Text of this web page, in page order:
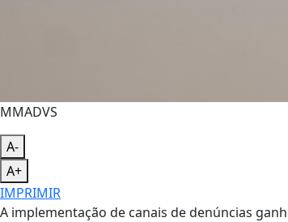
MMADVS
A-
A+
IMPRIMIR
A implementação de canais de denúncias